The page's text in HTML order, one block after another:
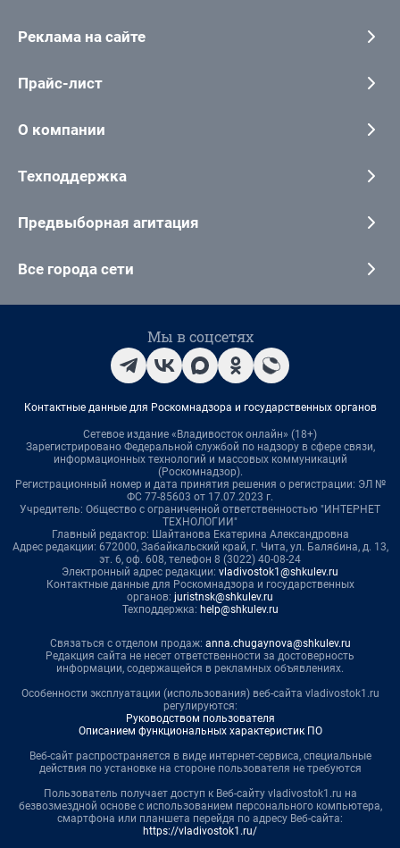
Реклама на сайте
Прайс-лист
О компании
Техподдержка
Предвыборная агитация
Все города сети
Мы в соцсетях
Контактные данные для Роскомнадзора и государственных органов
Сетевое издание «Владивосток онлайн» (18+)
Зарегистрировано Федеральной службой по надзору в сфере связи,
информационных технологий и массовых коммуникаций
(Роскомнадзор).
Регистрационный номер и дата принятия решения о регистрации: ЭЛ №
ФС 77-85603 от 17.07.2023 г.
Учредитель: Общество с ограниченной ответственностью "ИНТЕРНЕТ
ТЕХНОЛОГИИ"
Главный редактор: Шайтанова Екатерина Александровна
Адрес редакции: 672000, Забайкальский край, г. Чита, ул. Балябина, д. 13,
эт. 6, оф. 608, телефон 8 (3022) 40-08-24
Электронный адрес редакции: vladivostok1@shkulev.ru
Контактные данные для Роскомнадзора и государственных
органов: juristnsk@shkulev.ru
Техподдержка: help@shkulev.ru
Связаться с отделом продаж: anna.chugaynova@shkulev.ru
Редакция сайта не несет ответственности за достоверность
информации, содержащейся в рекламных объявлениях.
Особенности эксплуатации (использования) веб-сайта vladivostok1.ru
регулируются:
Руководством пользователя
Описанием функциональных характеристик ПО
Веб-сайт распространяется в виде интернет-сервиса, специальные
действия по установке на стороне пользователя не требуются
Пользователь получает доступ к Веб-сайту vladivostok1.ru на
безвозмездной основе с использованием персонального компьютера,
смартфона или планшета перейдя по адресу Веб-сайта:
https://vladivostok1.ru/